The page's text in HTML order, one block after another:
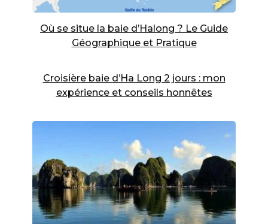
Où se situe la baie d’Halong ? Le Guide
Géographique et Pratique
Croisière baie d’Ha Long 2 jours : mon
expérience et conseils honnêtes